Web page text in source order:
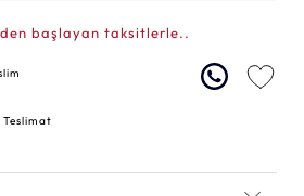
başlayan taksitlerle..
Teslimat